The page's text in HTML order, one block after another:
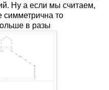
Ну а если мы считаем,
симметрична то
в разы